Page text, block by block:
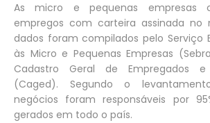
As micro e pequenas empresas
empregos com carteira assinada no
dados foram compilados pelo Serviço
às Micro e Pequenas Empresas
Cadastro Geral de Empregados e
(Caged). Segundo o
negócios foram responsáveis por
gerados em todo o país.